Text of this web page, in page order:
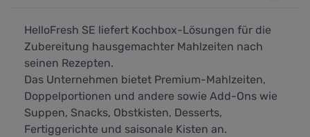
HelloFresh SE liefert Kochbox-Lösungen für die
Zubereitung hausgemachter Mahlzeiten nach
seinen Rezepten.
Das Unternehmen bietet Premium-Mahlzeiten,
Doppelportionen und andere sowie Add-Ons wie
Suppen, Snacks, Obstkisten, Desserts,
Fertiggerichte und saisonale Kisten an.